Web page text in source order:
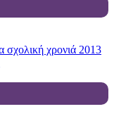
σχολική χρονιά 2013